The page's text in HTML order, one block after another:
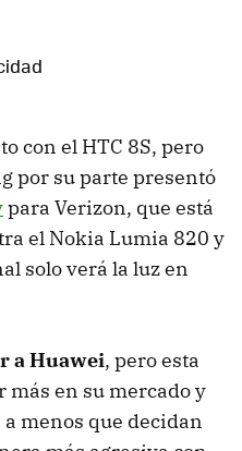
con el HTC 8S, pero
por su parte presentó
para Verizon, que está
el Nokia Lumia 820 y
solo verá la luz en
a Huawei, pero esta
más en su mercado y
menos que decidan